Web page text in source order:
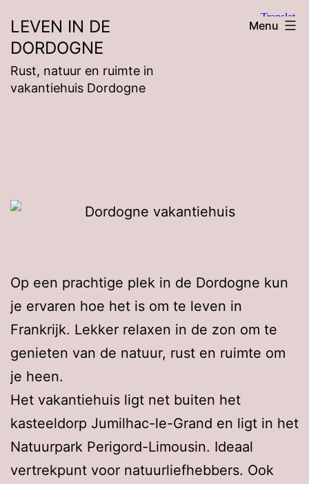
naar
de
inhoud
LEVEN IN DE
DORDOGNE
Rust, natuur en ruimte in
vakantiehuis Dordogne
Menu
Op een prachtige plek in de Dordogne kun
je ervaren hoe het is om te leven in
Frankrijk. Lekker relaxen in de zon om te
genieten van de natuur, rust en ruimte om
je heen.
Het vakantiehuis ligt net buiten het
kasteeldorp Jumilhac-le-Grand en ligt in het
Natuurpark Perigord-Limousin. Ideaal
vertrekpunt voor natuurliefhebbers. Ook